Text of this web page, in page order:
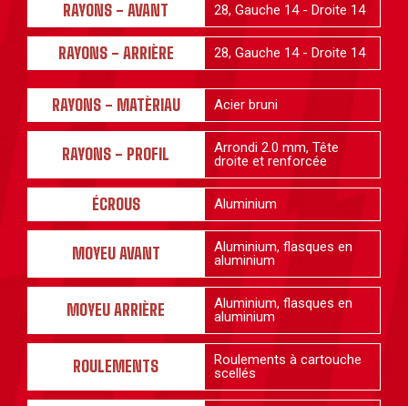
RAYONS - AVANT 28, Gauche 14 - Droite 14
RAYONS - ARRIÈRE 28, Gauche 14 - Droite 14
RAYONS - MATÈRIAU Acier bruni
RAYONS - PROFIL
Arrondi 2.0 mm, Tête
droite et renforcée
ÉCROUS Aluminium
MOYEU AVANT
Aluminium, flasques en
aluminium
MOYEU ARRIÈRE
Aluminium, flasques en
aluminium
ROULEMENTS
Roulements à cartouche
scellés